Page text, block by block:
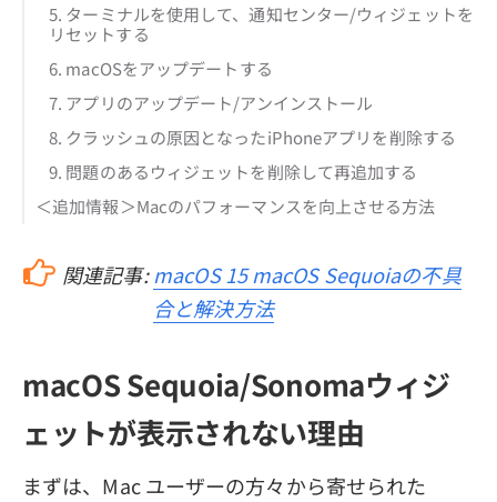
5. ターミナルを使用して、通知センター/ウィジェットを
リセットする
6. macOSをアップデートする
7. アプリのアップデート/アンインストール
8. クラッシュの原因となったiPhoneアプリを削除する
9. 問題のあるウィジェットを削除して再追加する
＜追加情報＞Macのパフォーマンスを向上させる方法
関連記事: macOS 15 macOS Sequoiaの不具
合と解決方法
macOS Sequoia/Sonomaウィジ
ェットが表示されない理由
まずは、Mac ユーザーの方々から寄せられた